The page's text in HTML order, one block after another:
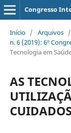
Congresso
Início / Arquivos /
n. 6 (2019): 6º
Tecnologia em
AS